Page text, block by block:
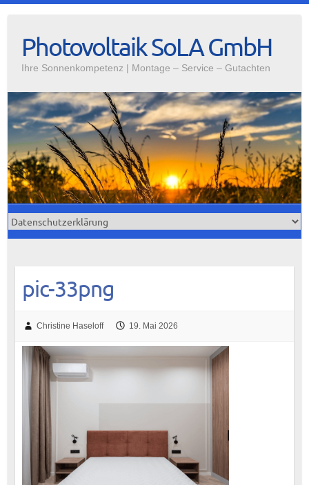
Photovoltaik SoLA GmbH
Ihre Sonnenkompetenz | Montage – Service – Gutachten
pic-33png
Christine Haseloff 19. Mai 2026